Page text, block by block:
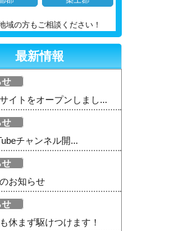
域の方もご相談ください！
最新情報
せ
イトをオープンしまし...
せ
チャンネル開...
せ
お知らせ
せ
休まず駆けつけます！